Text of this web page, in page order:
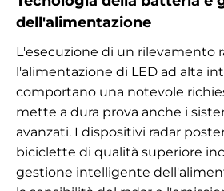
dell'alimentazione
L'esecuzione di un rilevamento
l'alimentazione di LED ad alta
comportano una notevole
mette a dura prova anche i
avanzati. I dispositivi radar
biciclette di qualità superiore
gestione intelligente